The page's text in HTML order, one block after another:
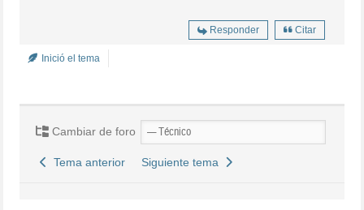
Responder Citar
Inició el tema
Cambiar de foro
Tema anterior Siguiente tema